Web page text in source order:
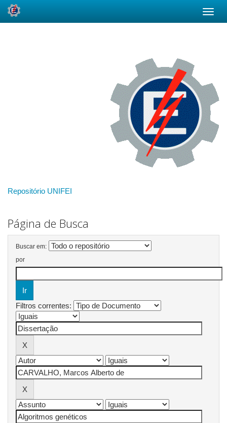
Repositório UNIFEI
Página de Busca
Buscar em:
por
Filtros correntes: